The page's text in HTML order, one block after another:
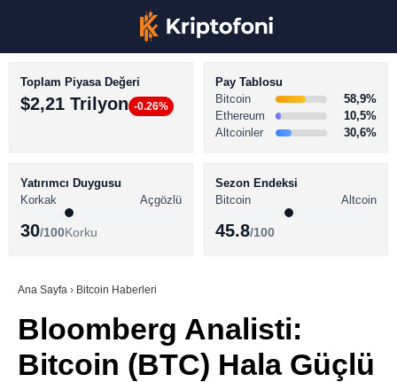
Youtube
TikTok
BİTCOİN HABERLERİ
ALTCOİN HABERLERİ
SÖZLÜK
Toplam Piyasa Değeri
$2,21 Trilyon -0.26%
Pay Tablosu
Bitcoin
58,9%
Ethereum
10,5%
Altcoinler
30,6%
Yatırımcı Duygusu
Korkak
Açgözlü
30/100Korku
Sezon Endeksi
Bitcoin
Altcoin
45.8/100
Ana Sayfa › Bitcoin Haberleri
Bloomberg Analisti:
Bitcoin (BTC) Hala Güçlü